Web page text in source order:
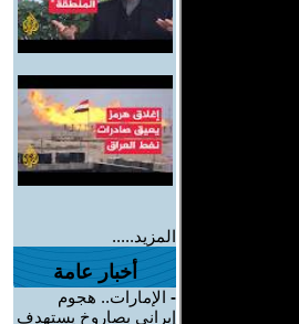
المزيد.....
أخبار عامة
- الإمارات.. هجوم
إيراني بصاروخ يستهدف